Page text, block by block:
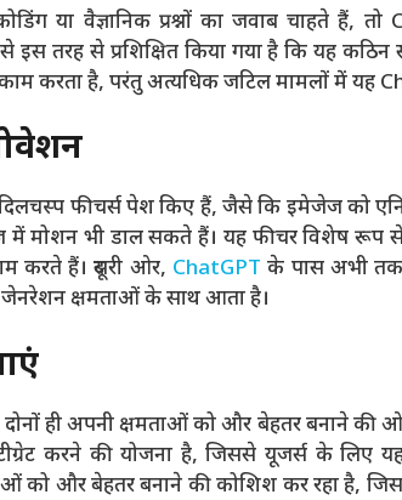
या वैज्ञानिक प्रश्नों का जवाब चाहते हैं,
तरह से प्रशिक्षित किया गया है कि यह
करता है, परंतु अत्यधिक जटिल मामलों में यह
फीचर्स पेश किए हैं, जैसे कि इमेजेज को
में मोशन भी डाल सकते हैं। यह फीचर विशेष रूप
करते हैं। दूसरी ओर, ChatGPT के पास अभी तक
क्षमताओं के साथ आता है।
ही अपनी क्षमताओं को और बेहतर बनाने की
करने की योजना है, जिससे यूजर्स के लिए
को और बेहतर बनाने की कोशिश कर रहा है,